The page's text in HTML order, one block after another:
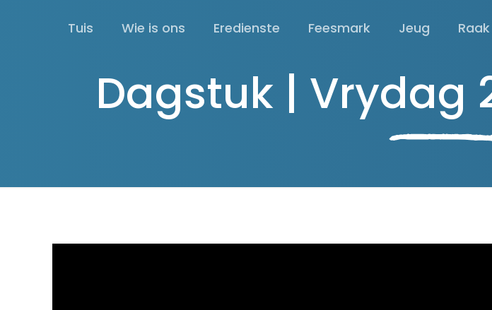
Tuis Wie is ons Eredienste Feesmark Jeug
Dagstuk | Vrydag